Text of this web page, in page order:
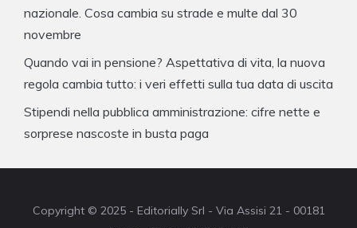
nazionale. Cosa cambia su strade e multe dal 30
novembre
Quando vai in pensione? Aspettativa di vita, la nuova
regola cambia tutto: i veri effetti sulla tua data di uscita
Stipendi nella pubblica amministrazione: cifre nette e
sorprese nascoste in busta paga
Copyright © 2025 - Editorially Srl - Via Assisi 21 - 00181